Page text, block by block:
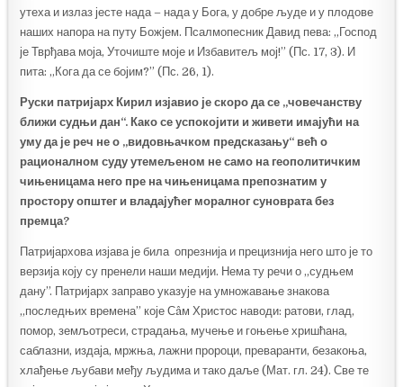
утеха и излаз јесте нада – нада у Бога, у добре људе и у плодове
наших напора на путу Божјем. Псалмопесник Давид пева: „Господ
је Тврђава моја, Уточиште моје и Избавитељ мој!” (Пс. 17, 3). И
пита: „Кога да се бојим?” (Пс. 26, 1).
Руски патријарх Кирил изјавио је скоро да се „човечанству
ближи судњи дан“. Како се успокојити и живети имајући на
уму да је реч не о „видовњачком предсказању“ већ о
рационалном суду утемељеном не само на геополитичким
чињеницама него пре на чињеницама препознатим у
простору општег и владајућег моралног суноврата без
премца?
Патријархова изјава је била опрезнија и прецизнија него што је то
верзија коју су пренели наши медији. Нема ту речи о „судњем
дану”. Патријарх заправо указује на умножавање знакова
„последњих времена” које Сâм Христос наводи: ратови, глад,
помор, земљотреси, страдања, мучење и гоњење хришћана,
саблазни, издаја, мржња, лажни пророци, преваранти, безакоња,
хлађење љубави међу људима и тако даље (Мат. гл. 24). Све те